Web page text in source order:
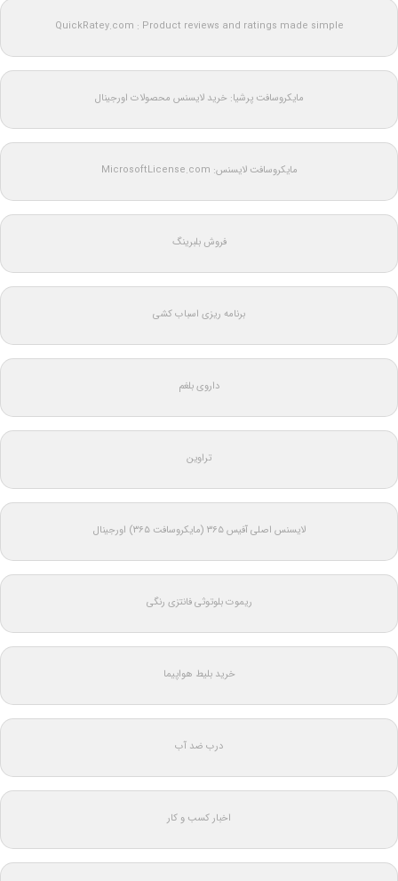
QuickRatey.com : Product reviews and ratings made simple
مایکروسافت پرشیا: خرید لایسنس محصولات اورجینال
مایکروسافت لایسنس: MicrosoftLicense.com
فروش بلبرینگ
برنامه ریزی اسباب کشی
داروی بلغم
تراوین
لایسنس اصلی آفیس ۳۶۵ (مایکروسافت ۳۶۵) اورجینال
ریموت بلوتوثی فانتزی رنگی
خرید بلیط هواپیما
درب ضد آب
اخبار کسب و کار